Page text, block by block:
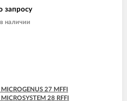
запросу
наличии
27 MFFI
28 RFFI